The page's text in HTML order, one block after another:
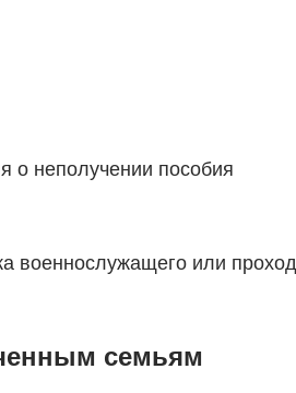
о неполучении пособия
военнослужащего или
семьям